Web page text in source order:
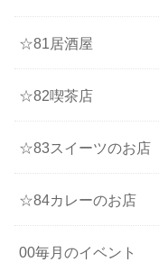
☆81居酒屋
☆82喫茶店
☆83スイーツのお店
☆84カレーのお店
00毎月のイベント